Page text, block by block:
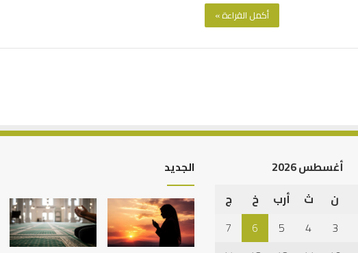
أكمل القراءة »
الرصيد
التربوي
والطفولة
المبكرة
الخط
العربي
في
كتابات
أغسطس 2026
ن ث أرب خ
ج
3
4
5
6
7
الجديد